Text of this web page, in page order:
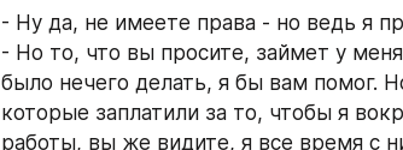
- Ну да, не имеете права - но ведь я
- Но то, что вы просите, займет у
было нечего делать, я бы вам помог.
которые заплатили за то, чтобы я
работы, вы же видите, я все время с